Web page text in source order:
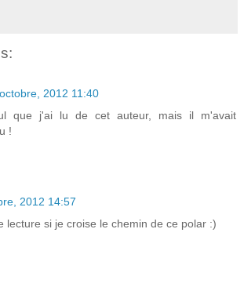
2012 11:40
que j'ai lu de cet auteur, mais il m'avait
!
2012 14:57
lecture si je croise le chemin de ce polar :)